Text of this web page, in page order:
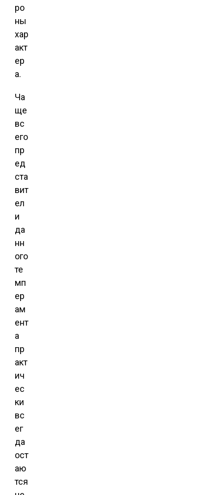
ро
ны
хар
акт
ер
а.
Ча
ще
вс
его
пр
ед
ста
вит
ел
и
да
нн
ого
те
мп
ер
ам
ент
а
пр
акт
ич
ес
ки
вс
ег
да
ост
аю
тся